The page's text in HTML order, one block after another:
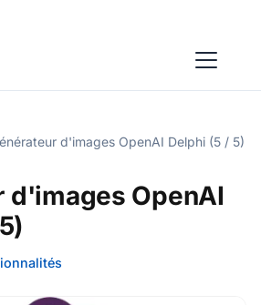
d'images OpenAI Delphi (5 / 5)
d'images OpenAI